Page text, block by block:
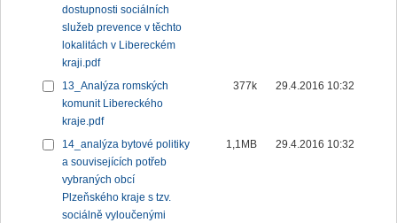
dostupnosti sociálních
služeb prevence v těchto
lokalitách v Libereckém
kraji.pdf
13_Analýza romských
komunit Libereckého
kraje.pdf
377k 29.4.2016 10:32
14_analýza bytové politiky
a souvisejících potřeb
vybraných obcí
Plzeňského kraje s tzv.
sociálně vyloučenými
1,1MB 29.4.2016 10:32